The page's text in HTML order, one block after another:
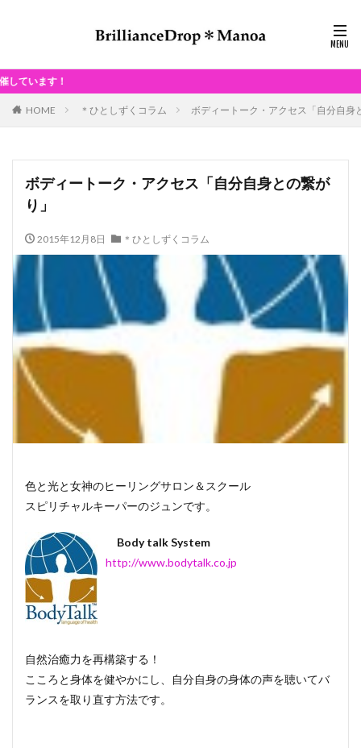
HOME ＊ひとしずくコラム ボディートーク・アクセス「自分自身
ボディートーク・アクセス「自分自身との繋が
り」
2015年12月8日 ＊ひとしずくコラム
色と光と女神のヒーリングサロン＆スクール
スピリチャルキーパーのジュンです。
Body talk System
http://www.bodytalk.co.jp
自然治癒力を再構築する！
こころと身体を健やかにし、自分自身の身体の声を聴いてバ
ランスを取り直す方法です。